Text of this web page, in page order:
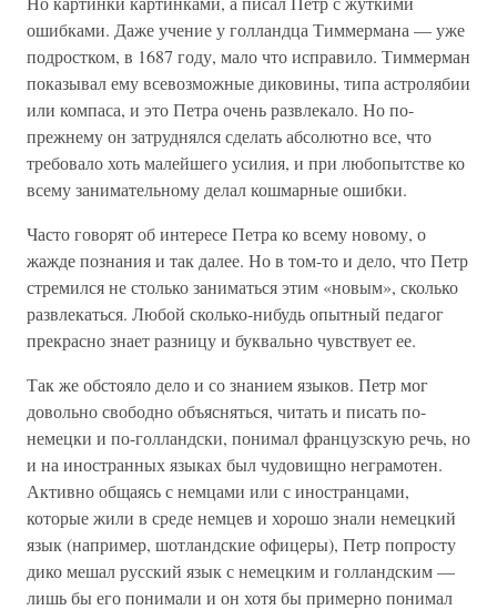
ошибками. Даже учение у голландца Тиммермана — уже
подростком, в 1687 году, мало что исправило. Тиммерман
показывал ему всевозможные диковины, типа астролябии
или компаса, и это Петра очень развлекало. Но по-
прежнему он затруднялся сделать абсолютно все, что
требовало хоть малейшего усилия, и при любопытстве ко
всему занимательному делал кошмарные ошибки.
Часто говорят об интересе Петра ко всему новому, о
жажде познания и так далее. Но в том-то и дело, что Петр
стремился не столько заниматься этим «новым», сколько
развлекаться. Любой сколько-нибудь опытный педагог
прекрасно знает разницу и буквально чувствует ее.
Так же обстояло дело и со знанием языков. Петр мог
довольно свободно объясняться, читать и писать по-
немецки и по-голландски, понимал французскую речь, но
и на иностранных языках был чудовищно неграмотен.
Активно общаясь с немцами или с иностранцами,
которые жили в среде немцев и хорошо знали немецкий
язык (например, шотландские офицеры), Петр попросту
дико мешал русский язык с немецким и голландским —
лишь бы его понимали и он хотя бы примерно понимал